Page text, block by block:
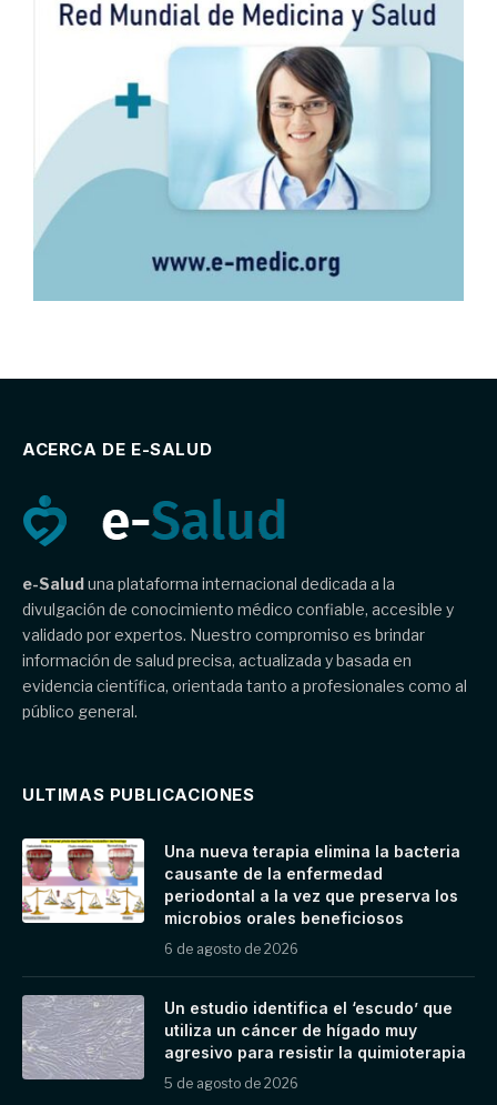
ACERCA DE E-SALUD
e-Saluduna plataforma internacional dedicada a la
divulgación de conocimiento médico confiable, accesible y
validado por expertos. Nuestro compromiso es brindar
información de salud precisa, actualizada y basada en
evidencia científica, orientada tanto a profesionales como al
público general.
ULTIMAS PUBLICACIONES
Una nueva terapia elimina la bacteria
causante de la enfermedad
periodontal a la vez que preserva los
microbios orales beneficiosos
6 de agosto de 2026
Un estudio identifica el ‘escudo’ que
utiliza un cáncer de hígado muy
agresivo para resistir la quimioterapia
5 de agosto de 2026